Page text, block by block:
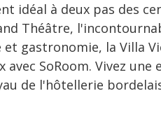
idéal à deux pas des
Théâtre,
gastronomie, la Villa
SoRoom. Vivez une
de l'hôtellerie